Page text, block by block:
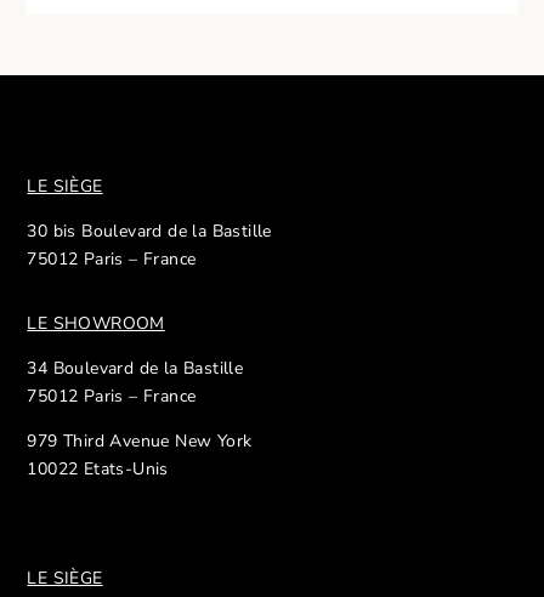
LE SIÈGE
30 bis Boulevard de la Bastille
75012 Paris – France
LE SHOWROOM
34 Boulevard de la Bastille
75012 Paris – France
979 Third Avenue New York
10022 Etats-Unis
LE SIÈGE